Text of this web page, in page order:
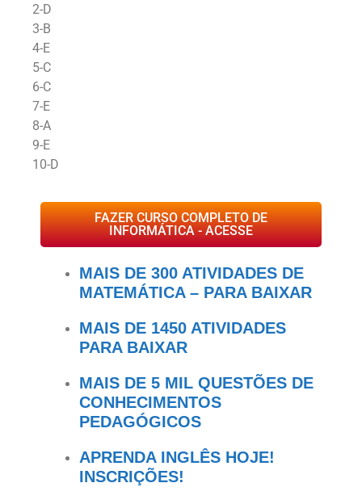
2-D
3-B
4-E
5-C
6-C
7-E
8-A
9-E
10-D
FAZER CURSO COMPLETO DE
INFORMÁTICA - ACESSE
MAIS DE 300 ATIVIDADES DE
MATEMÁTICA – PARA BAIXAR
MAIS DE 1450 ATIVIDADES
PARA BAIXAR
MAIS DE 5 MIL QUESTÕES DE
CONHECIMENTOS
PEDAGÓGICOS
APRENDA INGLÊS HOJE!
INSCRIÇÕES!